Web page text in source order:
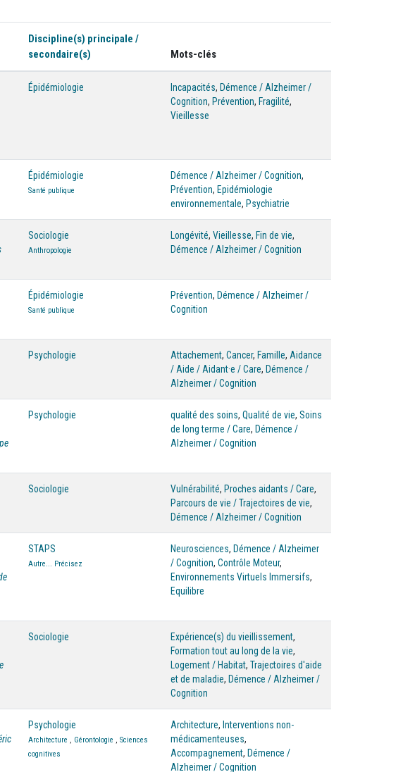
Discipline(s) principale /
secondaire(s)
Mots-clés
Épidémiologie Incapacités, Démence / Alzheimer /
Cognition, Prévention, Fragilité,
Vieillesse
Épidémiologie
Santé publique
Démence / Alzheimer / Cognition,
Prévention, Epidémiologie
environnementale, Psychiatrie
Sociologie
Anthropologie
Longévité, Vieillesse, Fin de vie,
Démence / Alzheimer / Cognition
Épidémiologie
Santé publique
Prévention, Démence / Alzheimer /
Cognition
Psychologie Attachement, Cancer, Famille, Aidance
/ Aide / Aidant·e / Care, Démence /
Alzheimer / Cognition
Psychologie qualité des soins, Qualité de vie, Soins
de long terme / Care, Démence /
Alzheimer / Cognition
Sociologie Vulnérabilité, Proches aidants / Care,
Parcours de vie / Trajectoires de vie,
Démence / Alzheimer / Cognition
STAPS
Autre... Précisez
Neurosciences, Démence / Alzheimer
/ Cognition, Contrôle Moteur,
Environnements Virtuels Immersifs,
Equilibre
Sociologie Expérience(s) du vieillissement,
Formation tout au long de la vie,
Logement / Habitat, Trajectoires d'aide
et de maladie, Démence / Alzheimer /
Cognition
Psychologie
Architecture , Gérontologie , Sciences
cognitives
Architecture, Interventions non-
médicamenteuses,
Accompagnement, Démence /
Alzheimer / Cognition